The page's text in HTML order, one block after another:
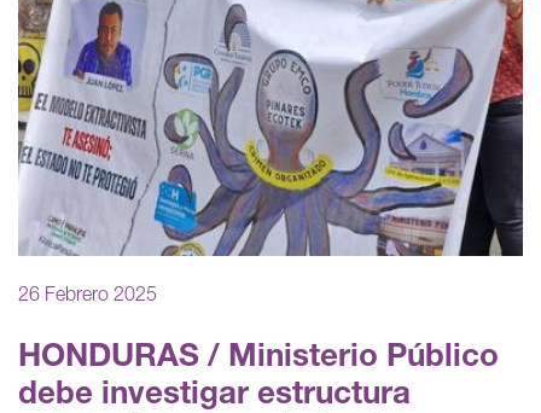
26 Febrero 2025
HONDURAS / Ministerio Público
debe investigar estructura